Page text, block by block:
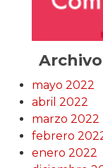
mayo 2022
abril 2022
marzo 2022
febrero
enero 2022